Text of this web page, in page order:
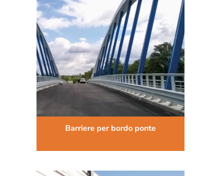
Barriere per bordo ponte